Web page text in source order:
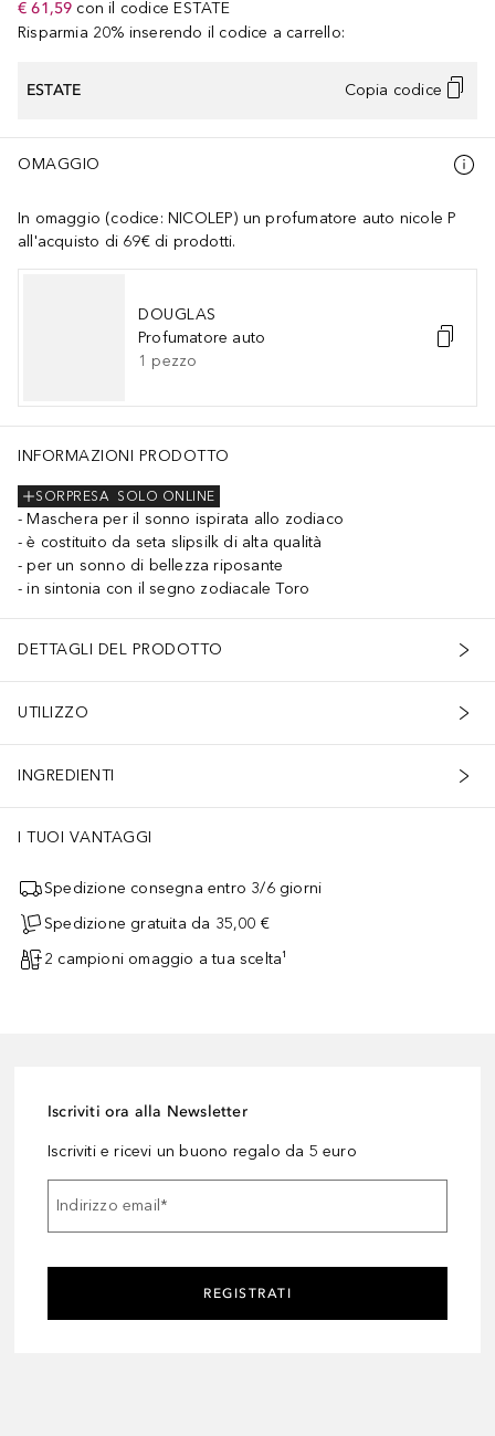
€ 61,59 con il codice ESTATE
Risparmia 20% inserendo il codice a carrello:
ESTATE Copia codice
OMAGGIO
In omaggio (codice: NICOLEP) un profumatore auto nicole P
all'acquisto di 69€ di prodotti.
DOUGLAS
Profumatore auto
1 pezzo
INFORMAZIONI PRODOTTO
SOLO ONLINE
SORPRESA
Maschera per il sonno ispirata allo zodiaco
è costituito da seta slipsilk di alta qualità
per un sonno di bellezza riposante
in sintonia con il segno zodiacale Toro
DETTAGLI DEL PRODOTTO
UTILIZZO
INGREDIENTI
I TUOI VANTAGGI
Spedizione consegna entro 3/6 giorni
Spedizione gratuita da 35,00 €
2 campioni omaggio a tua scelta¹
Iscriviti ora alla Newsletter
Iscriviti e ricevi un buono regalo da 5 euro
Indirizzo email*
REGISTRATI